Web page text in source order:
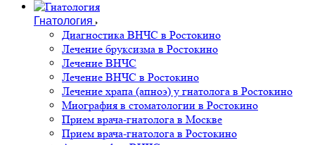
Гнатология
Диагностика ВНЧС в Ростокино
Лечение бруксизма в Ростокино
Лечение ВНЧС
Лечение ВНЧС в Ростокино
Лечение храпа (апноэ) у гнатолога в Ростокино
Миография в стоматологии в Ростокино
Прием врача-гнатолога в Москве
Прием врача-гнатолога в Ростокино